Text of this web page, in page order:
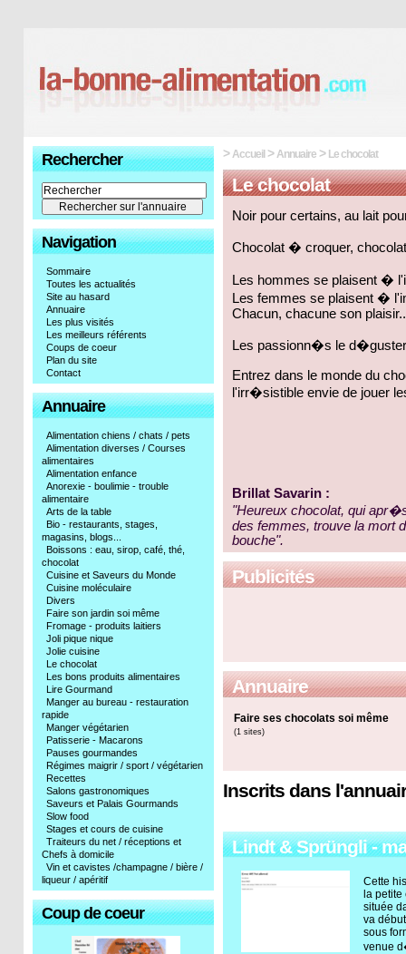
Rechercher
Navigation
Sommaire
Toutes les actualités
Site au hasard
Annuaire
Les plus visités
Les meilleurs référents
Coups de coeur
Plan du site
Contact
Annuaire
Alimentation chiens / chats / pets
Alimentation diverses / Courses
alimentaires
Alimentation enfance
Anorexie - boulimie - trouble
alimentaire
Arts de la table
Bio - restaurants, stages,
magasins, blogs...
Boissons : eau, sirop, café, thé,
chocolat
Cuisine et Saveurs du Monde
Cuisine moléculaire
Divers
Faire son jardin soi même
Fromage - produits laitiers
Joli pique nique
Jolie cuisine
Le chocolat
Les bons produits alimentaires
Lire Gourmand
Manger au bureau - restauration
rapide
Manger végétarien
Patisserie - Macarons
Pauses gourmandes
Régimes maigrir / sport / végétarien
Recettes
Salons gastronomiques
Saveurs et Palais Gourmands
Slow food
Stages et cours de cuisine
Traiteurs du net / réceptions et
Chefs à domicile
Vin et cavistes /champagne / bière /
liqueur / apéritif
Coup de coeur
>Accueil>Annuaire > Le chocolat
Le chocolat
Noir pour certains, au lait
Chocolat � croquer,
Les hommes se plaisent �
Les femmes se plaisent �
Chacun, chacune son
Les passionn�s le
Entrez dans le monde du
l'irr�sistible envie de jouer
Brillat Savarin :
"Heureux chocolat, qui
des femmes, trouve la mort
bouche".
Publicités
Annuaire
Faire ses chocolats soi même
(1 sites)
Inscrits dans
Lindt & Sprüngli -
Cette
la
située
va
sous
venue